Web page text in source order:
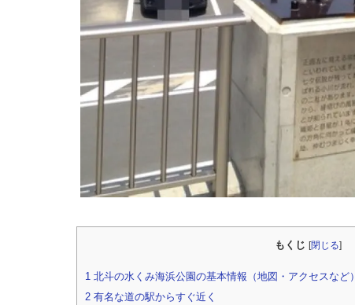
もくじ [閉じる]
1 北斗の水くみ海浜公園の基本情報（地図・アクセスなど）
2 有名な道の駅からすぐ近く